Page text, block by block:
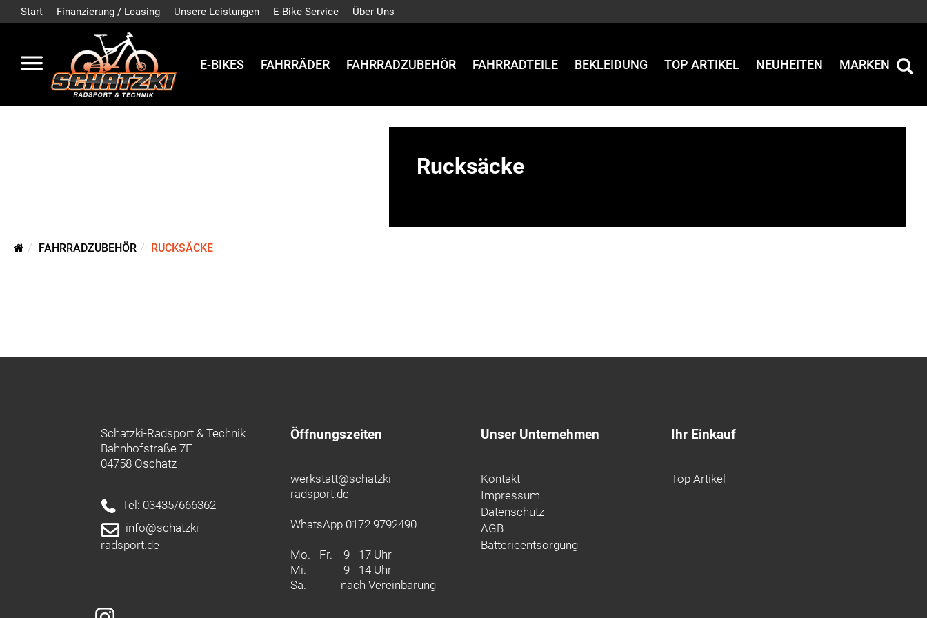
Start Finanzierung / Leasing Unsere Leistungen E-Bike Service Über Uns
E-BIKES FAHRRÄDER FAHRRADZUBEHÖR FAHRRADTEILE BEKLEIDUNG TOP ARTIKEL NEUHEITEN MARKEN
Rucksäcke
FAHRRADZUBEHÖR RUCKSÄCKE
Schatzki-Radsport & Technik
Bahnhofstraße 7F
04758 Oschatz
Tel: 03435/666362
info@schatzki-
radsport.de
Öffnungszeiten
werkstatt@schatzki-
radsport.de
WhatsApp 0172 9792490
Mo. - Fr. 9 - 17 Uhr
Mi.
9 - 14 Uhr
Sa.
nach Vereinbarung
Unser Unternehmen
Kontakt
Impressum
Datenschutz
AGB
Batterieentsorgung
Ihr Einkauf
Top Artikel